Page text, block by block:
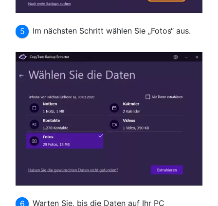
Im nächsten Schritt wählen Sie „Fotos“ aus.
Warten Sie, bis die Daten auf Ihr PC